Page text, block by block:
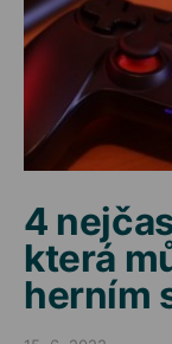
4
která
herním